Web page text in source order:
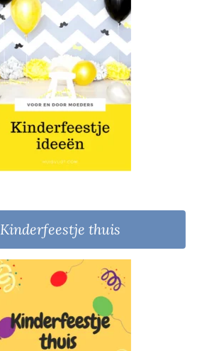
Kinderfeestje thuis